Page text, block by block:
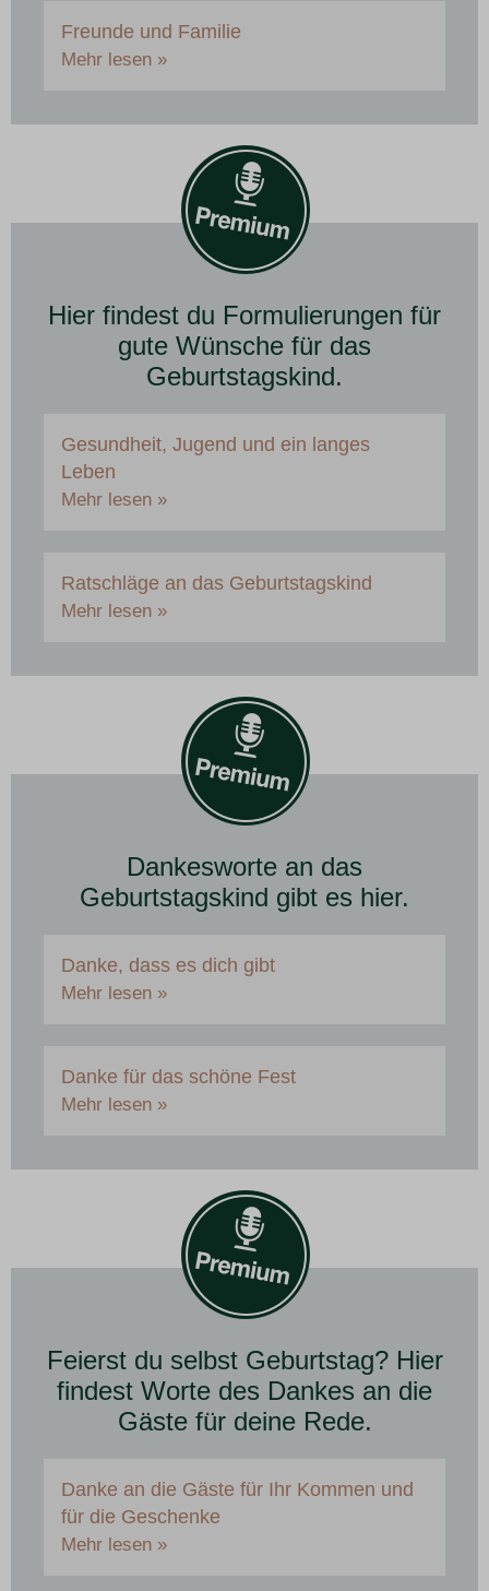
Freunde und Familie
Mehr lesen »
Hier findest du Formulierungen für
gute Wünsche für das
Geburtstagskind.
Gesundheit, Jugend und ein langes
Leben
Mehr lesen »
Ratschläge an das Geburtstagskind
Mehr lesen »
Dankesworte an das
Geburtstagskind gibt es hier.
Danke, dass es dich gibt
Mehr lesen »
Danke für das schöne Fest
Mehr lesen »
Feierst du selbst Geburtstag? Hier
findest Worte des Dankes an die
Gäste für deine Rede.
Danke an die Gäste für Ihr Kommen und
für die Geschenke
Mehr lesen »